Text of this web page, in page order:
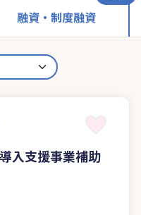
融資・制度融資
入支援事業補助